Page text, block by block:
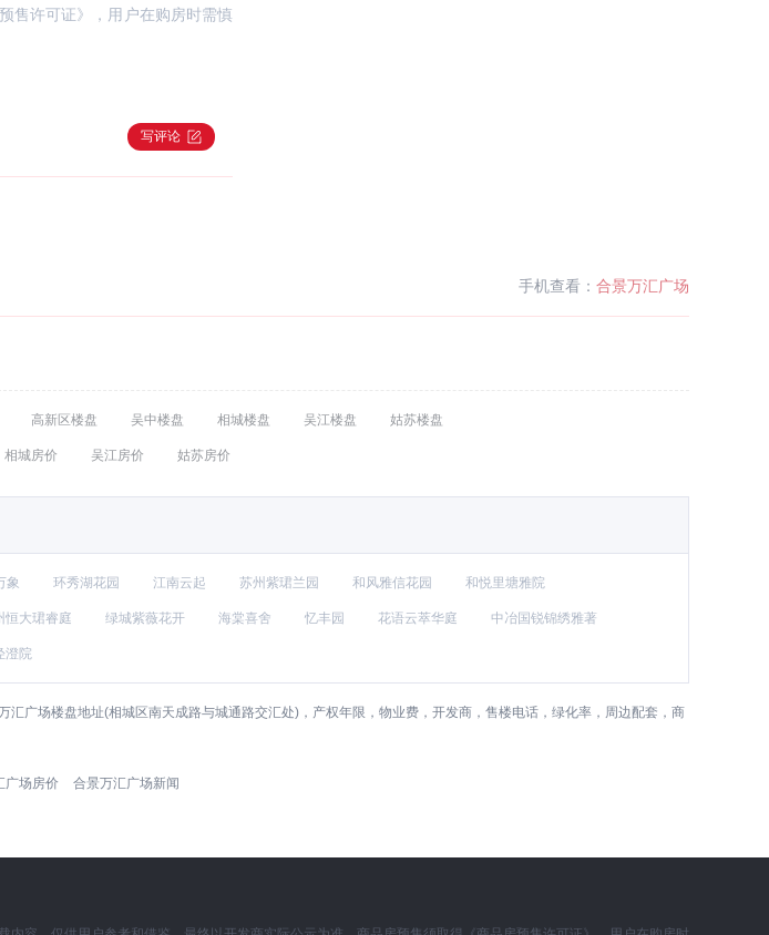
售许可证》，用户在购房时需慎
写评论
手机查看： 合景万汇广场
高新区楼盘 吴中楼盘 相城楼盘 吴江楼盘 姑苏楼盘
相城房价 吴江房价 姑苏房价
象 环秀湖花园 江南云起 苏州紫珺兰园 和风雅信花园 和悦里塘雅院
恒大珺睿庭 绿城紫薇花开 海棠喜舍 忆丰园 花语云萃华庭 中冶国锐锦绣雅著
澄院
广场楼盘地址(相城区南天成路与城通路交汇处)，产权年限，物业费，开发商，售楼电话，绿化率，周边配套，商
广场房价 合景万汇广场新闻